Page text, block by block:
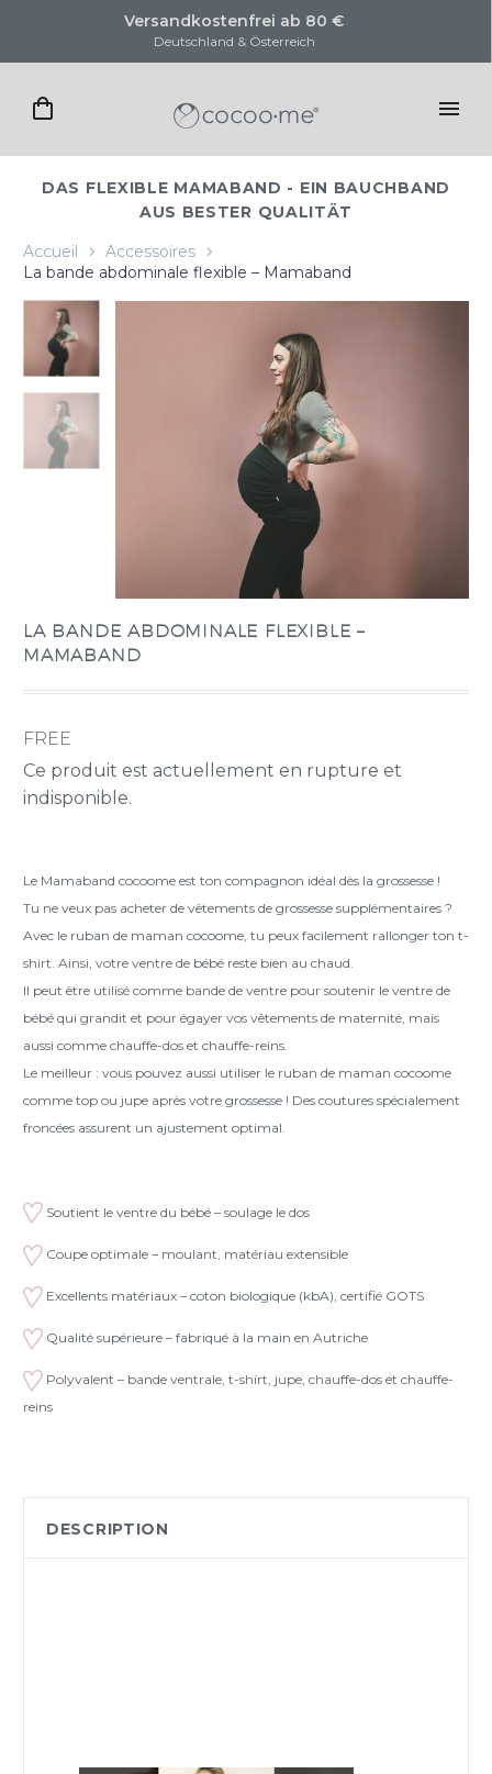
Versandkostenfrei ab 80 €
Deutschland & Österreich
DAS FLEXIBLE MAMABAND - EIN BAUCHBAND
AUS BESTER QUALITÄT
Accueil
Accessoires
La bande abdominale flexible – Mamaband
LA BANDE ABDOMINALE FLEXIBLE –
MAMABAND
FREE
Ce produit est actuellement en rupture et
indisponible.
Le Mamaband cocoome est ton compagnon idéal dès la grossesse !
Tu ne veux pas acheter de vêtements de grossesse supplémentaires ?
Avec le ruban de maman cocoome, tu peux facilement rallonger ton t-
shirt. Ainsi, votre ventre de bébé reste bien au chaud.
Il peut être utilisé comme bande de ventre pour soutenir le ventre de
bébé qui grandit et pour égayer vos vêtements de maternité, mais
aussi comme chauffe-dos et chauffe-reins.
Le meilleur : vous pouvez aussi utiliser le ruban de maman cocoome
comme top ou jupe après votre grossesse ! Des coutures spécialement
froncées assurent un ajustement optimal.
Soutient le ventre du bébé – soulage le dos
Coupe optimale – moulant, matériau extensible
Excellents matériaux – coton biologique (kbA), certifié GOTS
Qualité supérieure – fabriqué à la main en Autriche
Polyvalent – bande ventrale, t-shirt, jupe, chauffe-dos et chauffe-
reins
DESCRIPTION